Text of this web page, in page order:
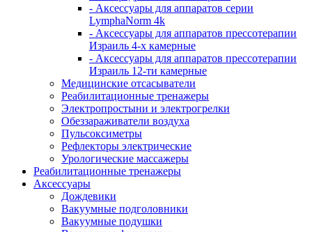
- Аксессуары для аппаратов серии
LymphaNorm 4k
- Аксессуары для аппаратов прессотерапии
Израиль 4-х камерные
- Аксессуары для аппаратов прессотерапии
Израиль 12-ти камерные
Медицинские отсасыватели
Реабилитационные тренажеры
Электропростыни и электрогрелки
Обеззараживатели воздуха
Пульсоксиметры
Рефлекторы электрические
Урологические массажеры
Реабилитационные тренажеры
Аксессуары
Дождевики
Вакуумные подголовники
Вакуумные подушки